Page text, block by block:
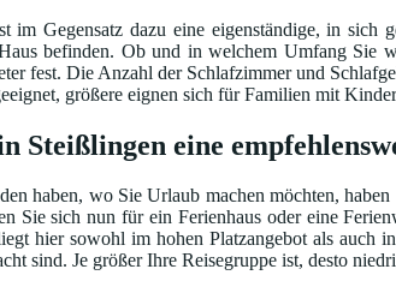
im Gegensatz dazu eine eigenständige, in sich
befinden. Ob und in welchem Umfang Sie
fest. Die Anzahl der Schlafzimmer und
größere eignen sich für Familien mit
Steißlingen eine
haben, wo Sie Urlaub machen möchten,
Sie sich nun für ein Ferienhaus oder eine
hier sowohl im hohen Platzangebot als
sind. Je größer Ihre Reisegruppe ist, desto